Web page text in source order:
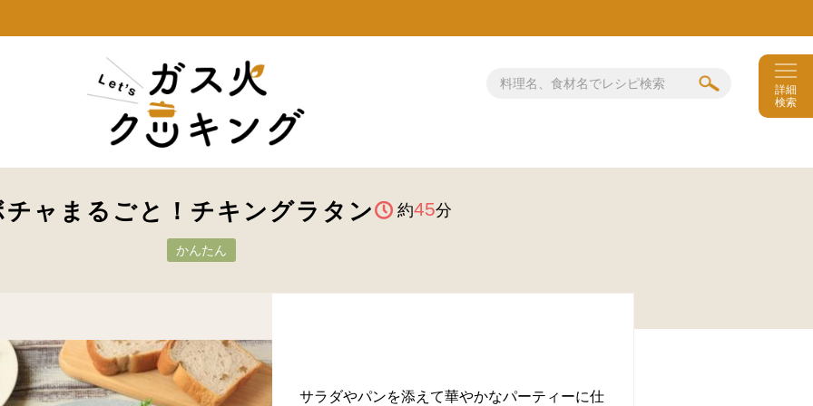
詳細
検索
チャまるごと！チキングラタン 約45分
かんたん
サラダやパンを添えて華やかなパーティーに仕